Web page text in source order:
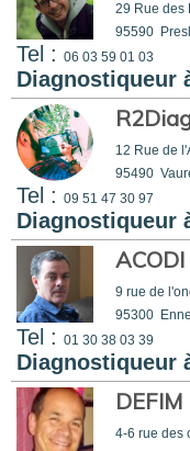
29 Rue des
95590
Tel : 06 03 59 01 03
Diagnostiqueur
12 Rue de
95490
Tel : 09 51 47 30 97
Diagnostiqueur
ACODI
9 rue de
95300
Tel : 01 30 38 03 39
Diagnostiqueur
DEFIM
4-6 rue des